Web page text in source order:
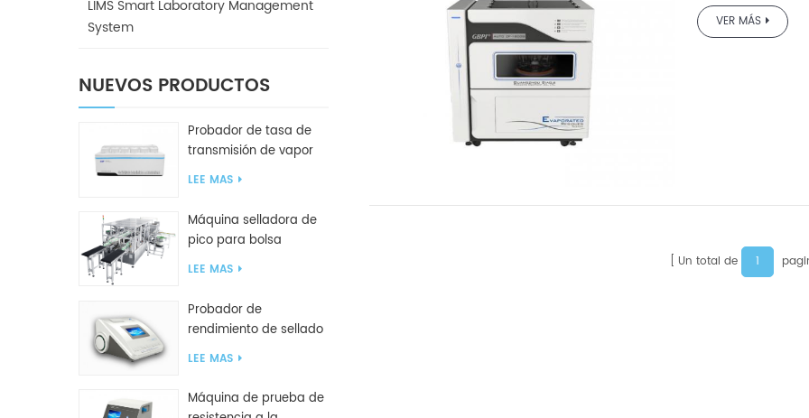
LIMS Smart Laboratory Management
System
NUEVOS PRODUCTOS
Probador de tasa de
transmisión de vapor
de agua W416 2.0
LEE MAS
Máquina selladora de
pico para bolsa
inclinada GF2600-X
LEE MAS
Probador de
rendimiento de sellado
inteligente GBPI
LEE MAS
Máquina de prueba de
VER MÁS
Un total de 1